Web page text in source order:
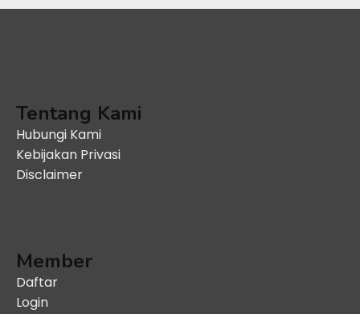
Tentang Kami
Hubungi Kami
Kebijakan Privasi
Disclaimer
Member
Daftar
Login